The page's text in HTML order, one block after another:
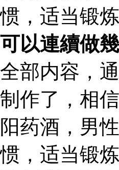
惯，适当锻
可以連續做
全部内容，
制作了，相
阳药酒，男
惯，适当锻